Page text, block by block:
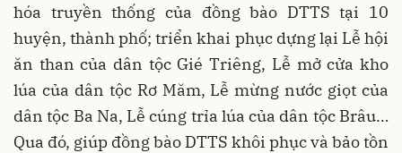
hóa truyền thống của đồng bào DTTS tại 10
huyện, thành phố; triển khai phục dựng lại Lễ hội
ăn than của dân tộc Gié Triêng, Lễ mở cửa kho
lúa của dân tộc Rơ Măm, Lễ mừng nước giọt của
dân tộc Ba Na, Lễ cúng trỉa lúa của dân tộc Brâu…
Qua đó, giúp đồng bào DTTS khôi phục và bảo tồn